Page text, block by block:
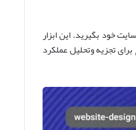
خود بگیرید. این ابزار
تجزیه وتحلیل عملکرد